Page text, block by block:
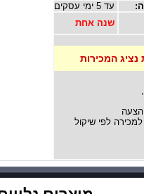
עד 5 ימי עסקים
שנה אחת
המכירות
לפי שיקול